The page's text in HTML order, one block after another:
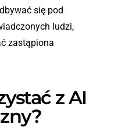
się pod
ludzi,
zastąpiona
z AI